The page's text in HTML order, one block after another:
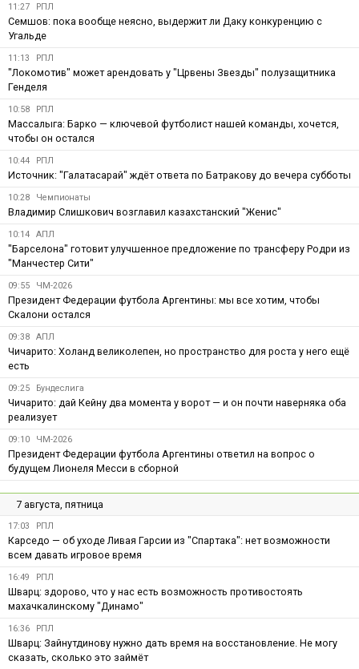
11:27 РПЛ
Семшов: пока вообще неясно, выдержит ли Даку конкуренцию с
Угальде
11:13 РПЛ
"Локомотив" может арендовать у "Црвены Звезды" полузащитника
Генделя
10:58 РПЛ
Массалыга: Барко — ключевой футболист нашей команды, хочется,
чтобы он остался
10:44 РПЛ
Источник: "Галатасарай" ждёт ответа по Батракову до вечера субботы
10:28 Чемпионаты
Владимир Слишкович возглавил казахстанский "Женис"
10:14 АПЛ
"Барселона" готовит улучшенное предложение по трансферу Родри из
"Манчестер Сити"
09:55 ЧМ-2026
Президент Федерации футбола Аргентины: мы все хотим, чтобы
Скалони остался
09:38 АПЛ
Чичарито: Холанд великолепен, но пространство для роста у него ещё
есть
09:25 Бундеслига
Чичарито: дай Кейну два момента у ворот — и он почти наверняка оба
реализует
09:10 ЧМ-2026
Президент Федерации футбола Аргентины ответил на вопрос о
будущем Лионеля Месси в сборной
7 августа, пятница
17:03 РПЛ
Карседо — об уходе Ливая Гарсии из "Спартака": нет возможности
всем давать игровое время
16:49 РПЛ
Шварц: здорово, что у нас есть возможность противостоять
махачкалинскому "Динамо"
16:36 РПЛ
Шварц: Зайнутдинову нужно дать время на восстановление. Не могу
сказать, сколько это займёт